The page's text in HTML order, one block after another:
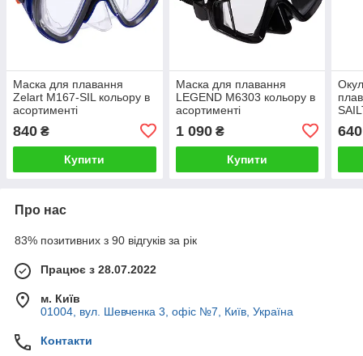
Маска для плавання
Zelart M167-SIL кольору в
асортименті
840 ₴
Купити
Маска для плавання
LEGEND M6303 кольору в
асортименті
1 090₴
Купити
640
Про нас
83% позитивних з 90 відгуків за рік
Працює з 28.07.2022
м. Київ
01004, вул. Шевченка 3, офіс №7, Київ, Україна
Контакти